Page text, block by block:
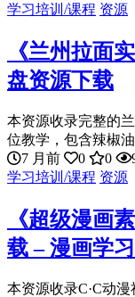
学习培训/课程 资源
《兰州拉面
盘资源下载
本资源收录完整的
位教学，包含辣椒
7 月前
0 0
学习培训/课程 资源
《超级漫画
载 – 漫画学
本资源收录C·C动